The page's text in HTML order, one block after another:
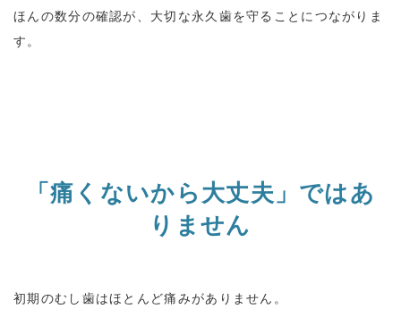
ほんの数分の確認が、大切な永久歯を守ることにつながりま
す。
「痛くないから大丈夫」ではあ
りません
初期のむし歯はほとんど痛みがありません。